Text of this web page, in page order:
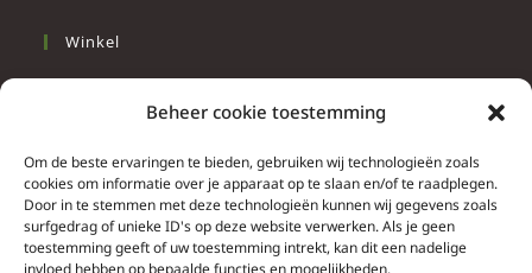
Beheer cookie toestemming
Om de beste ervaringen te bieden, gebruiken wij technologieën zoals
cookies om informatie over je apparaat op te slaan en/of te raadplegen.
Door in te stemmen met deze technologieën kunnen wij gegevens zoals
surfgedrag of unieke ID's op deze website verwerken. Als je geen
toestemming geeft of uw toestemming intrekt, kan dit een nadelige
invloed hebben op bepaalde functies en mogelijkheden.
Winkel
Wonen
Info
Contacteer ons